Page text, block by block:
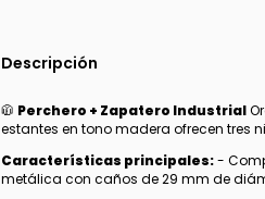
Descripción
🧥 Perchero + Zapatero Industrial
estantes en tono madera ofrecen tres
Características principales:-
metálica con caños de 29 mm de